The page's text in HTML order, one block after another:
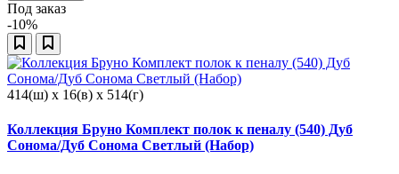
Под заказ
-10%
414(ш) x 16(в) x 514(г)
Коллекция Бруно Комплект полок к пеналу (540) Дуб
Сонома/Дуб Сонома Светлый (Набор)